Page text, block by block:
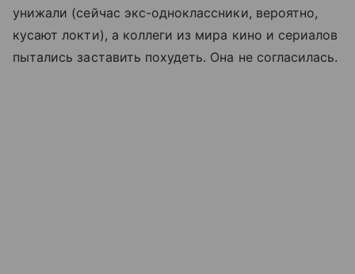
унижали (сейчас экс-одноклассники, вероятно,
кусают локти), а коллеги из мира кино и сериалов
пытались заставить похудеть. Она не согласилась.